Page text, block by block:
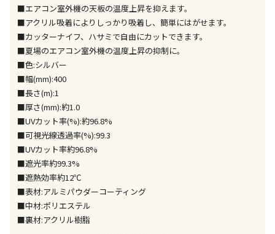
特定の店舗のみで受取ができる商品です（宅配便での
お届けができません）
※同時購入の商品は、全て同じ店舗での受取となりま
す
委託業者によりお届けする商品です
※ほか商品との同時購入はできません。お手数です
が、ご購入手続きを分けてお買い求めください
※支払い方法の代金引換は選択できません。
※電話注文はできません。
宅配のみでお届けする商品です（店舗受取は選択でき
ません）
※「宅配・店舗受取」「宅配のみ」マークの商品のみ
同時購入が可能です
午前9時までのご注文確定した商品については、当日に
出荷いたします。
■エアコン室外機の天板の温度上昇を抑えます。
■アクリル吸着によりしっかり吸着し、簡単にはがせます。
■カッターナイフ、ハサミで自由にカットできます。
■夏場のエアコン室外機の温度上昇の抑制に。
■色:シルバー
■幅(mm):400
■長さ(m):1
■厚さ(mm):約1.0
■UVカット率(%):約96.8%
■可視光線透過率(%):99.3
■UVカット率約96.8%
■遮光率約99.3%
■遮熱効率約12℃
■表材:アルミパウダーコーティング
■中材:ポリエステル
■裏材:アクリル樹脂